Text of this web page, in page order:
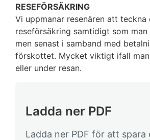
RESEFÖRSÄKRING
Vi uppmanar resenären att teckna
reseförsäkring samtidigt som man
men senast i samband med
förskottet. Mycket viktigt ifall
eller under resan.
Ladda ner PDF
Ladda ner PDF för att spara